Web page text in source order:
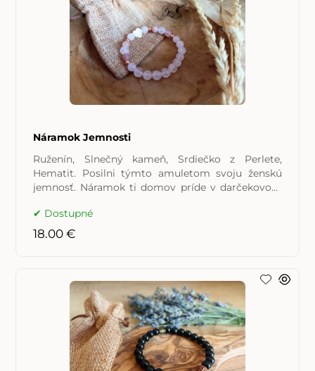
Náramok Jemnosti
Ruženín, Slnečný kameň, Srdiečko z Perlete,
Hematit. Posilni týmto amuletom svoju ženskú
jemnosť. Náramok ti domov príde v darčekovom
Dostupné
18.00 €